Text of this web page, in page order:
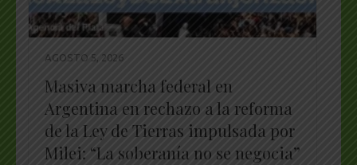
AGOSTO 5, 2026
Masiva marcha federal en
Argentina en rechazo a la reforma
de la Ley de Tierras impulsada por
Milei: “La soberanía no se negocia”